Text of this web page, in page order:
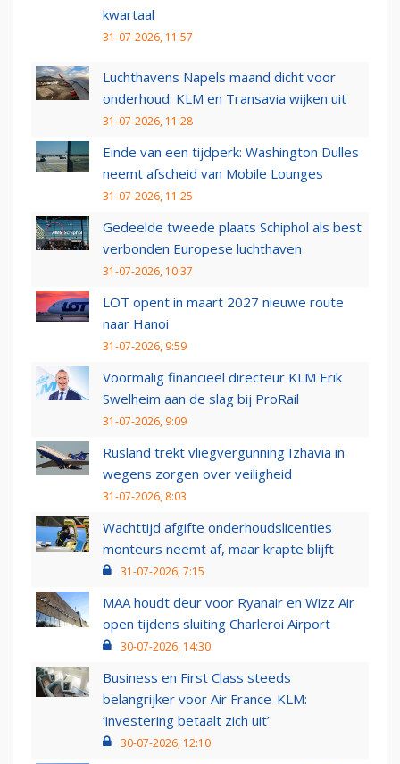
kwartaal
31-07-2026, 11:57
Luchthavens Napels maand dicht voor
onderhoud: KLM en Transavia wijken uit
31-07-2026, 11:28
Einde van een tijdperk: Washington Dulles
neemt afscheid van Mobile Lounges
31-07-2026, 11:25
Gedeelde tweede plaats Schiphol als best
verbonden Europese luchthaven
31-07-2026, 10:37
LOT opent in maart 2027 nieuwe route
naar Hanoi
31-07-2026, 9:59
Voormalig financieel directeur KLM Erik
Swelheim aan de slag bij ProRail
31-07-2026, 9:09
Rusland trekt vliegvergunning Izhavia in
wegens zorgen over veiligheid
31-07-2026, 8:03
Wachttijd afgifte onderhoudslicenties
monteurs neemt af, maar krapte blijft
31-07-2026, 7:15
MAA houdt deur voor Ryanair en Wizz Air
open tijdens sluiting Charleroi Airport
30-07-2026, 14:30
Business en First Class steeds
belangrijker voor Air France-KLM:
‘investering betaalt zich uit’
30-07-2026, 12:10